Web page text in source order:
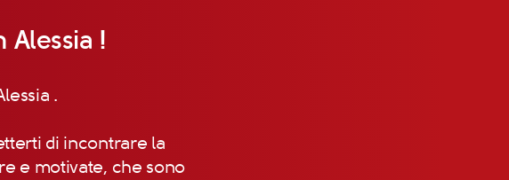
Alessia !
.
di incontrare la
e motivate, che sono